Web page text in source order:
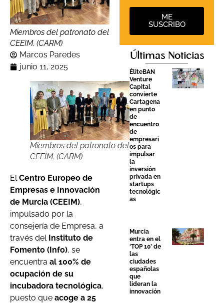
Miembros del patronato del
CEEIM. (CARM)
Marcos Paredes
junio 11, 2025
Miembros del patronato del
CEEIM. (CARM)
El Centro Europeo de
Empresas e Innovación
de Murcia (CEEIM),
impulsado por la
consejería de Empresa, a
través del Instituto de
Fomento (Info), se
encuentra al 100% de
ocupación de su
incubadora tecnológica,
puesto que acoge a 25
ME
SUSCRIBO
Últimas Noticias
ÉliteBAN
Venture
Capital
convierte
Cartagena
en punto
de
encuentro
de
empresari
os para
impulsar
la
inversión
privada en
startups
tecnológic
as
Murcia
entra en el
‘TOP 10’ de
las
ciudades
españolas
que
lideran la
innovación